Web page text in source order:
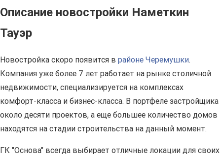
Описание новостройки Наметкин
Тауэр
Новостройка скоро появится в районе Черемушки.
Компания уже более 7 лет работает на рынке столичной
недвижимости, специализируется на комплексах
комфорт-класса и бизнес-класса. В портфеле застройщика
около десяти проектов, а еще большее количество домов
находятся на стадии строительства на данный момент.
ГК "Основа" всегда выбирает отличные локации для своих